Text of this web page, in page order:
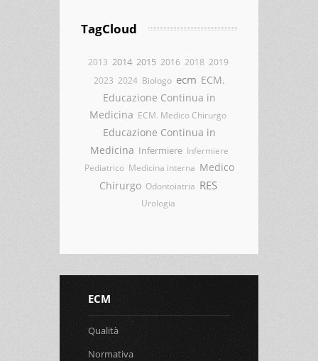
TagCloud
2013 2014 2015 2016 2018 2019
2023 2024 Biologo ecm ECM.
Educazione Continua in
Medicina ECM. Medico Chirurgo
Educazione Continua in
Medicina Infermiere Infermiere
Pediatrico Medicina interna Medico
Chirurgo Odontoiatria RES
Urologia
ECM
Qualità
Normativa